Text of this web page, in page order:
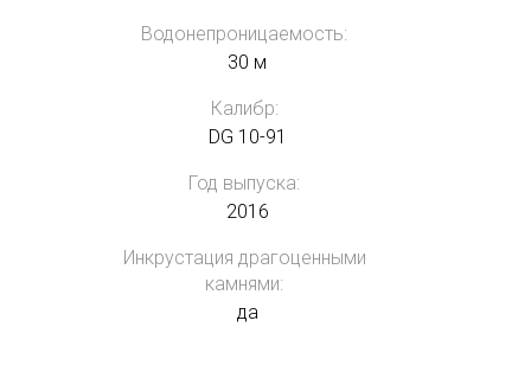
Водонепроницаемость:
30 м
Калибр:
DG 10-91
Год выпуска:
2016
Инкрустация драгоценными
камнями:
да